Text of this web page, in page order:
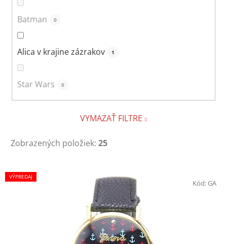
Batman 0
Alica v krajine zázrakov 1
Star Wars 0
VYMAZAŤ FILTRE
Zobrazených položiek: 25
V
ý
VÝPREDAJ
Kód:GA